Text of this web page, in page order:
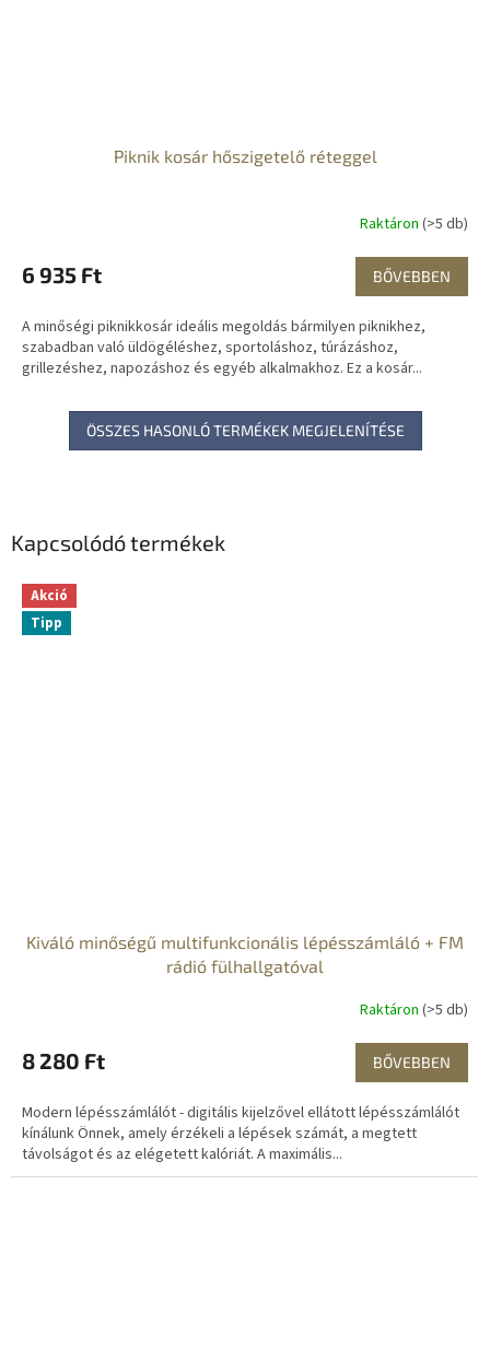
Kapcsolódó termékek
Akció
Tipp
Kiváló minőségű multifunkcionális lépésszámláló + FM
rádió fülhallgatóval
Raktáron (>5 db)
8 280 Ft BŐVEBBEN
Modern lépésszámlálót - digitális kijelzővel ellátott lépésszámlálót
kínálunk Önnek, amely érzékeli a lépések számát, a megtett
távolságot és az elégetett kalóriát. A maximális...
Piknik kosár hőszigetelő réteggel
Raktáron (>5 db)
6 935 Ft BŐVEBBEN
A minőségi piknikkosár ideális megoldás bármilyen piknikhez,
szabadban való üldögéléshez, sportoláshoz, túrázáshoz,
grillezéshez, napozáshoz és egyéb alkalmakhoz. Ez a kosár...
ÖSSZES HASONLÓ TERMÉKEK MEGJELENÍTÉSE